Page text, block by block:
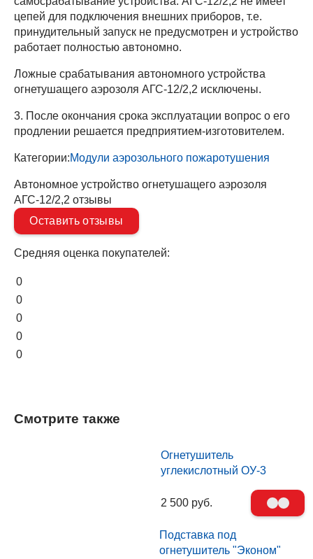
цепей для подключения внешних приборов, т.е.
принудительный запуск не предусмотрен и устройство
работает полностью автономно.
Ложные срабатывания автономного устройства
огнетушащего аэрозоля АГС-12/2,2 исключены.
3. После окончания срока эксплуатации вопрос о его
продлении решается предприятием-изготовителем.
Категории:Модули аэрозольного пожаротушения
Автономное устройство огнетушащего аэрозоля
АГС-12/2,2 отзывы
Оставить отзывы
Средняя оценка покупателей:
0
0
0
0
0
Смотрите также
Огнетушитель
углекислотный ОУ-3
2 500 руб.
Подставка под
огнетушитель "Эконом"